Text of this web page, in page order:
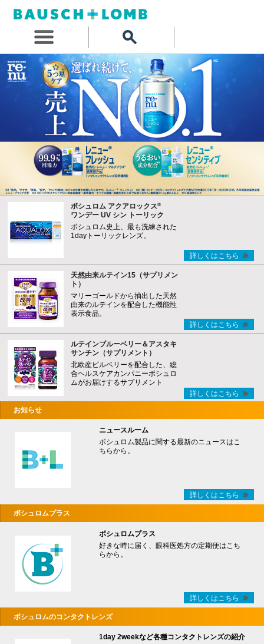
ボシュロム アクアロックス®
ワンデー UV シン トーリック
ボシュロム史上、最も洗練された
1dayトーリックレンズ。
詳しくはこちら
天然由来ルテイン15（サプリメン
ト）
マリーゴールドから抽出した天然
由来のルテインを配合した機能性
表示食品。
詳しくはこちら
ルテインブルーベリー＆アスタキ
サンチン（サプリメント）
北欧産ビルベリーを配合した、総
合ヘルスケアカンパニーボシュロ
ムがお届けするサプリメント
詳しくはこちら
お知らせ
ニュースルーム
ボシュロム製品に関する最新のニュースはこ
ちらから。
詳しくはこちら
ボシュロムプラス
ボシュロムプラス
好きな時に届く、眼科医処方の定期便はこち
らから。
詳しくはこちら
ボシュロムのコンタクトレンズ
1day 2weekなど各種コンタクトレンズの紹介